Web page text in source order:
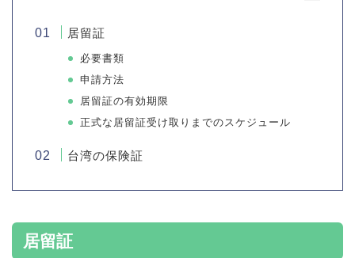
居留証
必要書類
申請方法
居留証の有効期限
正式な居留証受け取りまでのスケジュール
台湾の保険証
居留証